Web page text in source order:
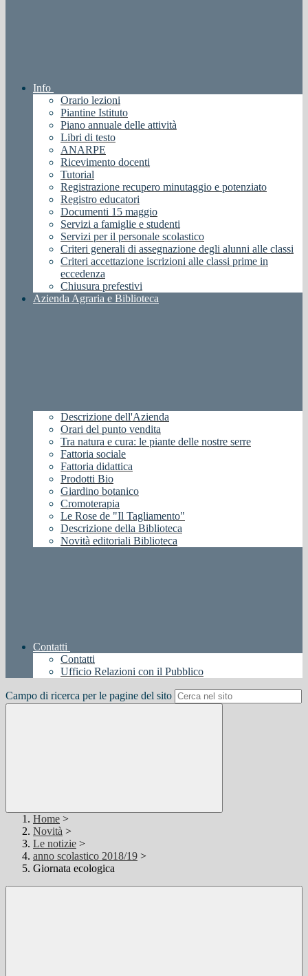
Info
Orario lezioni
Piantine Istituto
Piano annuale delle attività
Libri di testo
ANARPE
Ricevimento docenti
Tutorial
Registrazione recupero minutaggio e potenziato
Registro educatori
Documenti 15 maggio
Servizi a famiglie e studenti
Servizi per il personale scolastico
Criteri generali di assegnazione degli alunni alle classi
Criteri accettazione iscrizioni alle classi prime in
eccedenza
Chiusura prefestivi
Azienda Agraria e Biblioteca
Descrizione dell'Azienda
Orari del punto vendita
Tra natura e cura: le piante delle nostre serre
Fattoria sociale
Fattoria didattica
Prodotti Bio
Giardino botanico
Cromoterapia
Le Rose de "Il Tagliamento"
Descrizione della Biblioteca
Novità editoriali Biblioteca
Contatti
Contatti
Ufficio Relazioni con il Pubblico
Campo di ricerca per le pagine del sito
Home >
Novità >
Le notizie >
anno scolastico 2018/19 >
Giornata ecologica